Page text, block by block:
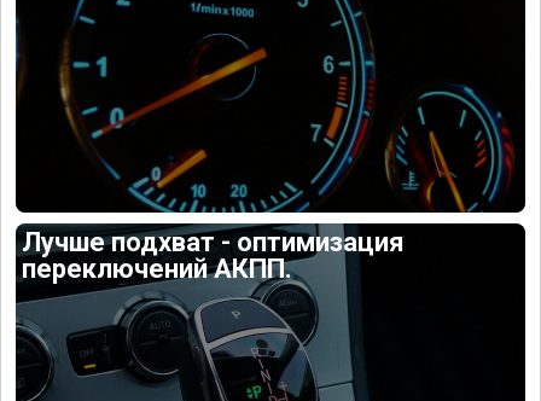
Лучше подхват - оптимизация
переключений АКПП.